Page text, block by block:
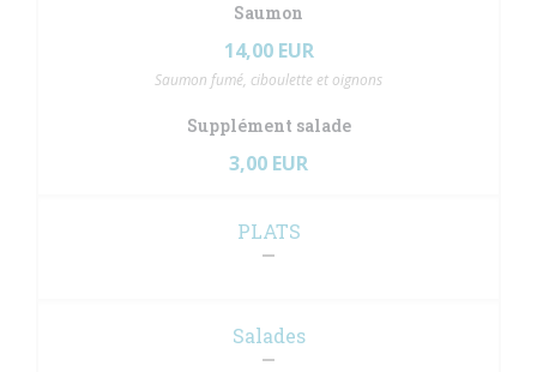
Saumon
14,00 EUR
Saumon fumé, ciboulette et oignons
Supplément salade
3,00 EUR
PLATS
Salades